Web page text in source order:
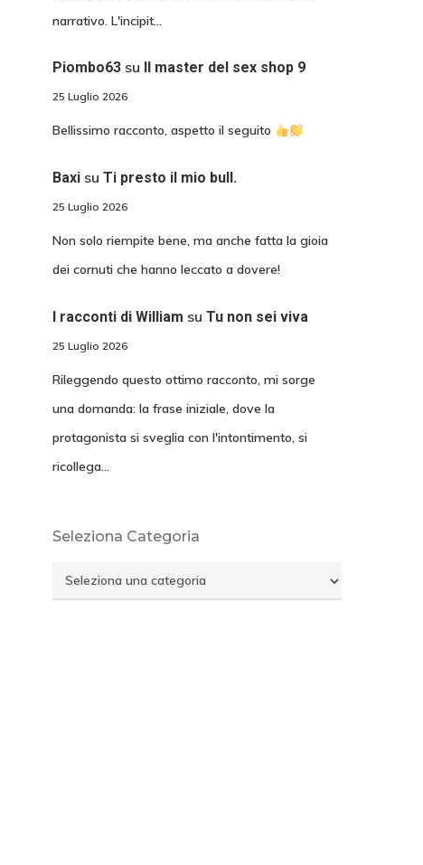
narrativo. L'incipit…
Piombo63su Il master del sex shop 9
25 Luglio 2026
Bellissimo racconto, aspetto il seguito
Baxisu Ti presto il mio bull.
25 Luglio 2026
Non solo riempite bene, ma anche fatta la gioia
dei cornuti che hanno leccato a dovere!
I racconti di William su Tu non sei viva
25 Luglio 2026
Rileggendo questo ottimo racconto, mi sorge
una domanda: la frase iniziale, dove la
protagonista si sveglia con l'intontimento, si
ricollega…
Seleziona Categoria
Seleziona
Categoria